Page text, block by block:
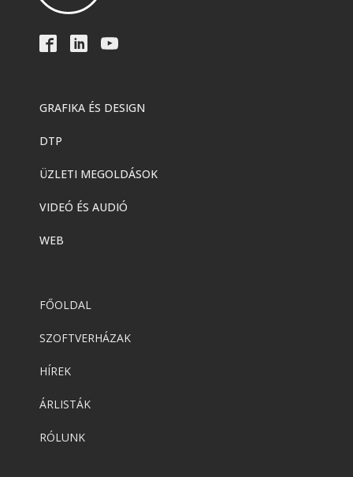
GRAFIKA ÉS DESIGN
DTP
ÜZLETI MEGOLDÁSOK
VIDEÓ ÉS AUDIÓ
WEB
FŐOLDAL
SZOFTVERHÁZAK
HÍREK
ÁRLISTÁK
RÓLUNK